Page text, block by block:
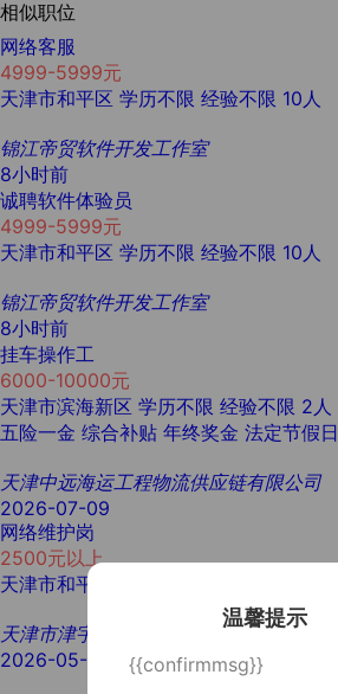
相似职位
网络客服
4999-5999元
天津市和平区 学历不限 经验不限 10人
锦江帝贸软件开发工作室
8小时前
诚聘软件体验员
4999-5999元
天津市和平区 学历不限 经验不限 10人
锦江帝贸软件开发工作室
8小时前
挂车操作工
6000-10000元
天津市滨海新区 学历不限 经验不限 2人
五险一金 综合补贴 年终奖金 法定节假日
天津中远海运工程物流供应链有限公司
2026-07-09
网络维护岗
2500元以上
天津市和平区
天津市津宇人才服务有限公司
2026-05-28
温馨提示
{{confirmmsg}}